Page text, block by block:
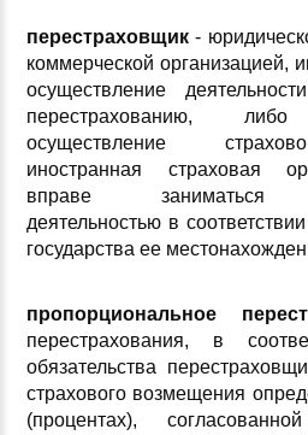
перестраховщик -
коммерческой организацией,
осуществление
перестрахованию,
осуществление
иностранная страховая
вправе заниматься
деятельностью в
государства ее
пропорциональное
перестрахования, в
обязательства
страхового возмещения
(процентах),